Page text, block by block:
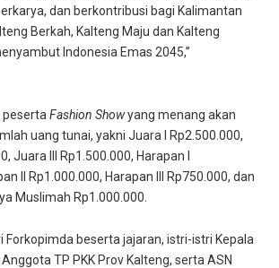
dan berkontribusi bagi Kalimantan
Berkah, Kalteng Maju dan Kalteng
Indonesia Emas 2045,”
Fashion Showyang menang akan
uang tunai, yakni Juara I Rp2.500.000,
Juara III Rp1.500.000, Harapan I
II Rp1.000.000, Harapan III Rp750.000, dan
Muslimah Rp1.000.000.
Forkopimda beserta jajaran, istri-istri Kepala
TP PKK Prov Kalteng, serta ASN